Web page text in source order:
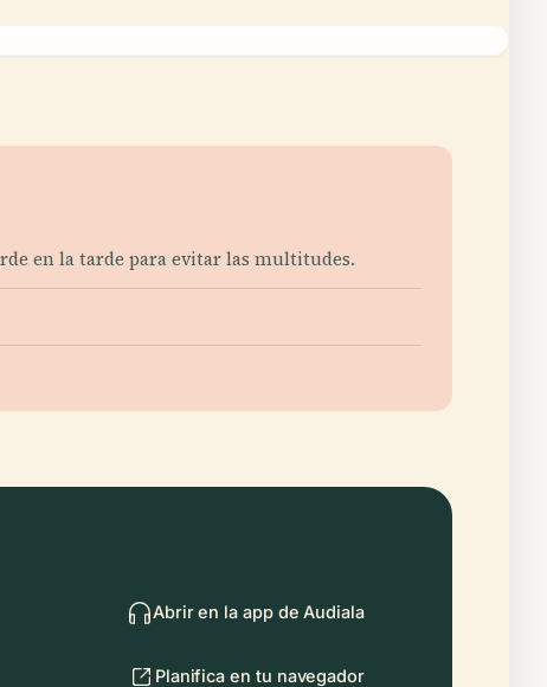
en la tarde para evitar las multitudes.
Abrir en la app de Audiala
Planifica en tu navegador